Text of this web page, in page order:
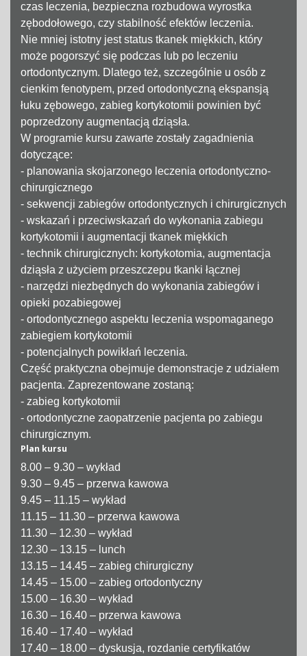
czas leczenia, bezpieczna rozbudowa wyrostka
zębodołowego, czy stabilność efektów leczenia.
Nie mniej istotny jest status tkanek miękkich, który
może pogorszyć się podczas lub po leczeniu
ortodontycznym. Dlatego też, szczególnie u osób z
cienkim fenotypem, przed ortodontyczną ekspansją
łuku zębowego, zabieg kortykotomii powinien być
poprzedzony augmentacją dziąsła.
W programie kursu zawarte zostały zagadnienia
dotyczące:
- planowania skojarzonego leczenia ortodontyczno-
chirurgicznego
- sekwencji zabiegów ortodontycznych i chirurgicznych
- wskazań i przeciwskazań do wykonania zabiegu
kortykotomii i augmentacji tkanek miękkich
- technik chirurgicznych: kortykotomia, augmentacja
dziąsła z użyciem przeszczepu tkanki łącznej
- narzędzi niezbędnych do wykonania zabiegów i
opieki pozabiegowej
- ortodontycznego aspektu leczenia wspomaganego
zabiegiem kortykotomii
- potencjalnych powikłań leczenia.
Część praktyczna obejmuje demonstracje z udziałem
pacjenta. Zaprezentowane zostaną:
- zabieg kortykotomii
- ortodontyczne zaopatrzenie pacjenta po zabiegu
chirurgicznym.
Plan kursu
8.00 – 9.30 – wykład
9.30 – 9.45 – przerwa kawowa
9.45 – 11.15 – wykład
11.15 – 11.30 – przerwa kawowa
11.30 – 12.30 – wykład
12.30 – 13.15 – lunch
13.15 – 14.45 – zabieg chirurgiczny
14.45 – 15.00 – zabieg ortodontyczny
15.00 – 16.30 – wykład
16.30 – 16.40 – przerwa kawowa
16.40 – 17.40 – wykład
17.40 – 18.00 – dyskusja, rozdanie certyfikatów